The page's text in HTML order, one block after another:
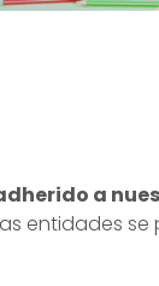
a
entidades